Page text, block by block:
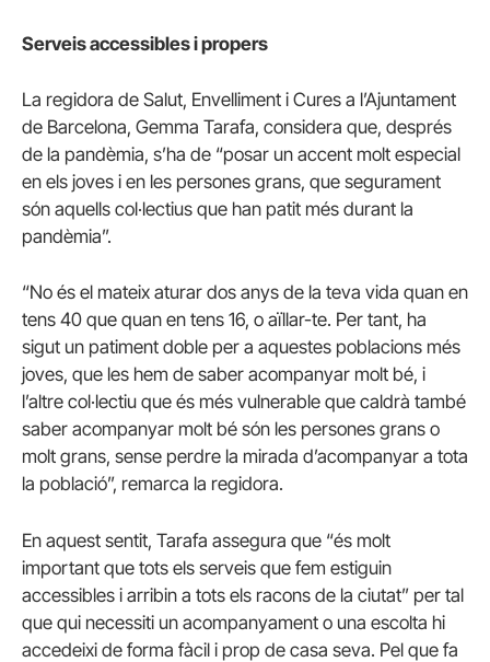
Serveis accessibles i propers
La regidora de Salut, Envelliment i Cures a l’Ajuntament
de Barcelona, Gemma Tarafa, considera que, després
de la pandèmia, s’ha de “posar un accent molt especial
en els joves i en les persones grans, que segurament
són aquells col·lectius que han patit més durant la
pandèmia”.
“No és el mateix aturar dos anys de la teva vida quan en
tens 40 que quan en tens 16, o aïllar-te. Per tant, ha
sigut un patiment doble per a aquestes poblacions més
joves, que les hem de saber acompanyar molt bé, i
l’altre col·lectiu que és més vulnerable que caldrà també
saber acompanyar molt bé són les persones grans o
molt grans, sense perdre la mirada d’acompanyar a tota
la població”, remarca la regidora.
En aquest sentit, Tarafa assegura que “és molt
important que tots els serveis que fem estiguin
accessibles i arribin a tots els racons de la ciutat” per tal
que qui necessiti un acompanyament o una escolta hi
accedeixi de forma fàcil i prop de casa seva. Pel que fa